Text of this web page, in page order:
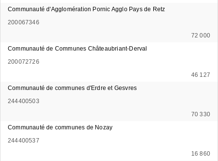
Communauté d'Agglomération Pornic Agglo Pays de Retz
200067346
72 000
Communauté de Communes Châteaubriant-Derval
200072726
46 127
Communauté de communes d'Erdre et Gesvres
244400503
70 330
Communauté de communes de Nozay
244400537
16 860